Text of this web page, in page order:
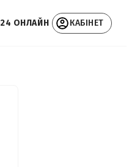
24 ОНЛАЙН КАБІНЕТ